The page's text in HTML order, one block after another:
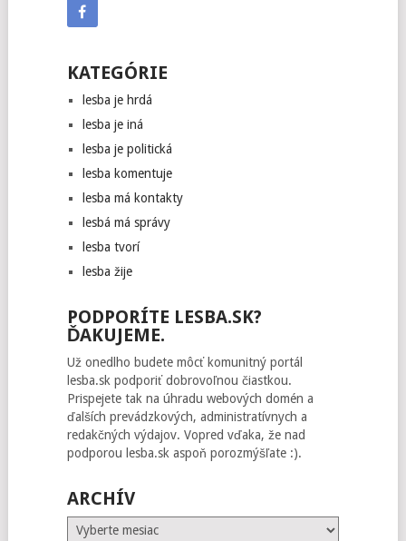
KATEGÓRIE
lesba je hrdá
lesba je iná
lesba je politická
lesba komentuje
lesba má kontakty
lesbá má správy
lesba tvorí
lesba žije
PODPORÍTE LESBA.SK?
ĎAKUJEME.
Už onedlho budete môcť komunitný portál
lesba.sk podporiť dobrovoľnou čiastkou.
Prispejete tak na úhradu webových domén a
ďalších prevádzkových, administratívnych a
redakčných výdajov. Vopred vďaka, že nad
podporou lesba.sk aspoň porozmýšľate :).
ARCHÍV
Archív